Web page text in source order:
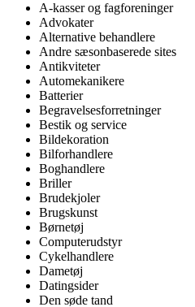
A-kasser og fagforeninger
Advokater
Alternative behandlere
Andre sæsonbaserede sites
Antikviteter
Automekanikere
Batterier
Begravelsesforretninger
Bestik og service
Bildekoration
Bilforhandlere
Boghandlere
Briller
Brudekjoler
Brugskunst
Børnetøj
Computerudstyr
Cykelhandlere
Dametøj
Datingsider
Den søde tand